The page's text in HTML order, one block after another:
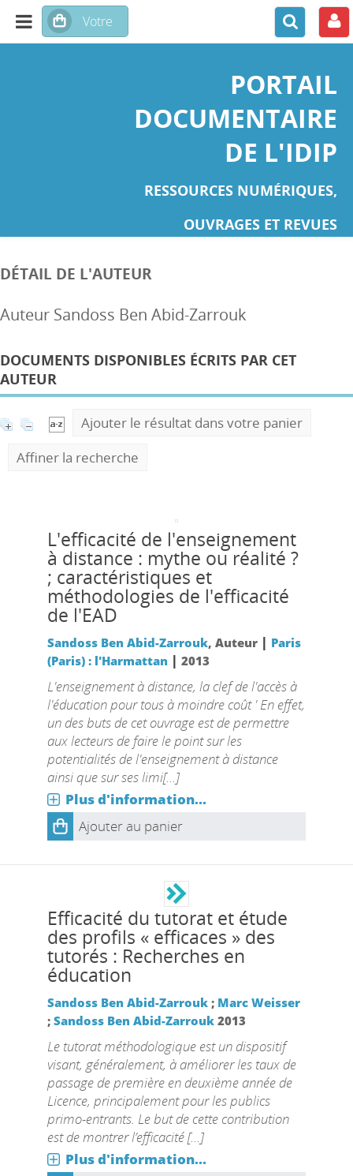
PORTAIL
DOCUMENTAIRE
DE L'IDIP
RESSOURCES NUMÉRIQUES,
OUVRAGES ET REVUES
DÉTAIL DE L'AUTEUR
Auteur Sandoss Ben Abid-Zarrouk
DOCUMENTS DISPONIBLES ÉCRITS PAR CET
AUTEUR
Ajouter le résultat dans votre panier
Affiner la recherche
L'efficacité de l'enseignement
à distance : mythe ou réalité ?
; caractéristiques et
méthodologies de l'efficacité
de l'EAD
Sandoss Ben Abid-Zarrouk, Auteur | Paris
(Paris) : l'Harmattan | 2013
L'enseignement à distance, la clef de l'accès à
l'éducation pour tous à moindre coût ' En effet,
un des buts de cet ouvrage est de permettre
aux lecteurs de faire le point sur les
potentialités de l'enseignement à distance
ainsi que sur ses limi[...]
Plus d'information...
Ajouter au panier
Efficacité du tutorat et étude
des profils « efficaces » des
tutorés : Recherches en
éducation
Sandoss Ben Abid-Zarrouk; Marc Weisser
; Sandoss Ben Abid-Zarrouk 2013
Le tutorat méthodologique est un dispositif
visant, généralement, à améliorer les taux de
passage de première en deuxième année de
Licence, principalement pour les publics
primo-entrants. Le but de cette contribution
est de montrer l’efficacité [...]
Plus d'information...